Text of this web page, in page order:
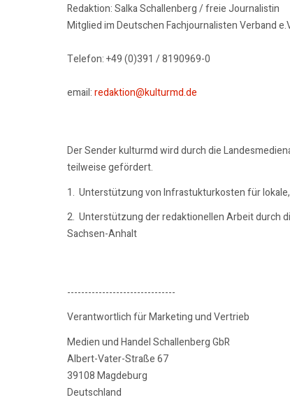
Redaktion: Salka Schallenberg / freie Journalistin
Mitglied im Deutschen Fachjournalisten Verband
Telefon: +49 (0)391 / 8190969-0
email:redaktion@kulturmd.de
Der Sender kulturmd wird durch die
teilweise gefördert.
1. Unterstützung von Infrastukturkosten für
2. Unterstützung der redaktionellen Arbeit durch
Sachsen-Anhalt
-------------------------------
Verantwortlich für Marketing und Vertrieb
Medien und Handel Schallenberg GbR
Albert-Vater-Straße 67
39108 Magdeburg
Deutschland